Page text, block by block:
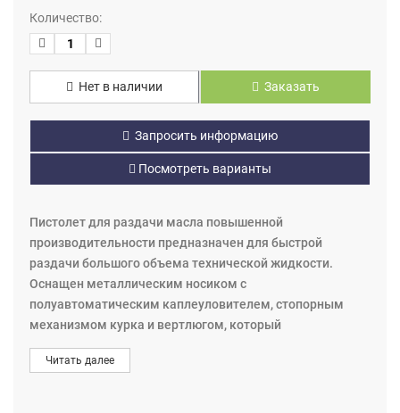
Количество:
Нет в наличии Заказать
Запросить информацию
Посмотреть варианты
Пистолет для раздачи масла повышенной
производительности предназначен для быстрой
раздачи большого объема технической жидкости.
Оснащен металлическим носиком с
полуавтоматическим каплеуловителем, стопорным
механизмом курка и вертлюгом, который
предотвращает скручивание шланга. Максимальное
давление: 10,5 MПa(100 бар). Вход G3/4”(f).
Читать далее